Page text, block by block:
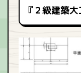
『２級建築